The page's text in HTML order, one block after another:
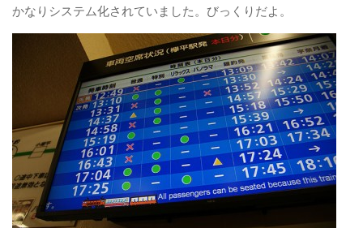
かなりシステム化されていました。びっくりだよ。